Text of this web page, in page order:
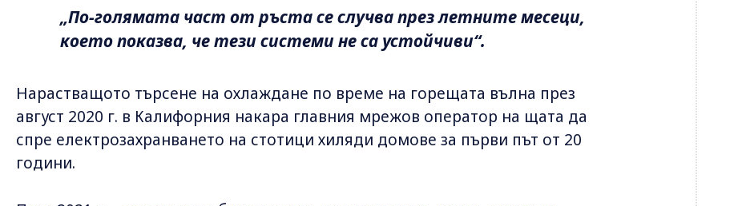
„По-голямата част от ръста се случва през летните месеци,
което показва, че тези системи не са устойчиви“.
Нарастващото търсене на охлаждане по време на горещата вълна през
август 2020 г. в Калифорния накара главния мрежов оператор на щата да
спре електрозахранването на стотици хиляди домове за първи път от 20
години.